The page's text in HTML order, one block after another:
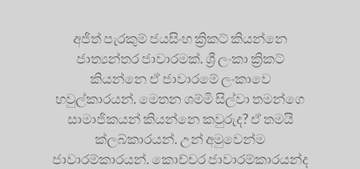
අජිත් පැරකුම් ජයසිංහ ක්‍රිකට් කියන්නෙ
ජාත්‍යන්තර ජාවාරමක්. ශ්‍රී ලංකා ක්‍රිකට්
කියන්නෙ ඒ ජාවාරමේ ලංකාවෙ
හවුල්කාරයන්. මෙතන ශම්මි සිල්වා තමන්ගෙ
සාමාජිකයන් කියන්නෙ කවුරුද? ඒ තමයි
ක්ලබ්කාරයන්. උන් අමුවෙන්ම
ජාවාරම්කාරයන්. කොච්චර ජාවාරම්කාරයන්ද